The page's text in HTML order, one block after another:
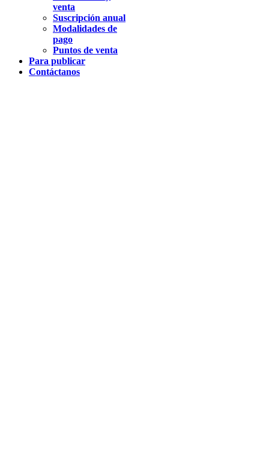
venta
Suscripción anual
Modalidades de
pago
Puntos de venta
Para publicar
Contáctanos